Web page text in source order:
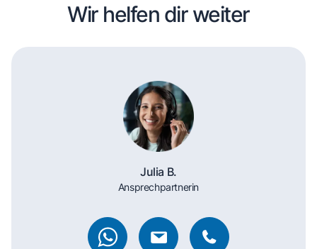
Wir helfen dir weiter
Julia B.
Ansprechpartnerin